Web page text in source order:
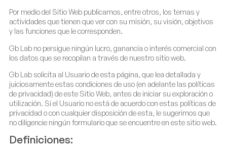
Por medio del Sitio Web publicamos, entre otros, los temas y
actividades que tienen que ver con su misión, su visión, objetivos
y las funciones que le corresponden.
Gb Lab no persigue ningún lucro, ganancia o interés comercial con
los datos que se recopilan a través de nuestro sitio web.
Gb Lab solicita al Usuario de esta página, que lea detallada y
juiciosamente estas condiciones de uso (en adelante las políticas
de privacidad) de este Sitio Web, antes de iniciar su exploración o
utilización. Si el Usuario no está de acuerdo con estas políticas de
privacidad o con cualquier disposición de esta, le sugerimos que
no diligencie ningún formulario que se encuentre en este sitio web.
Definiciones: